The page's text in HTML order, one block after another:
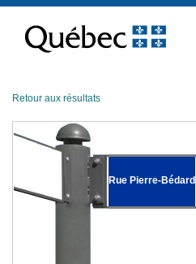
contenu
Retour aux résultats
Rue Pierre-Bédard